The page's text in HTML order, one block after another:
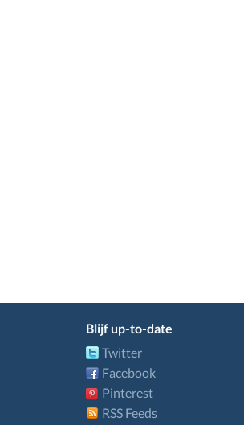
Blijf up-to-date
Twitter
Facebook
Pinterest
RSS Feeds